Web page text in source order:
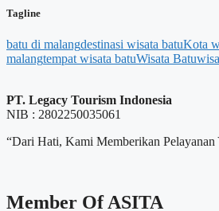
Tagline
batu di malangdestinasi wisata batuKota
malangtempat wisata batuWisata Batu
PT. Legacy Tourism Indonesia
NIB : 2802250035061
“Dari Hati, Kami Memberikan
Member Of ASITA